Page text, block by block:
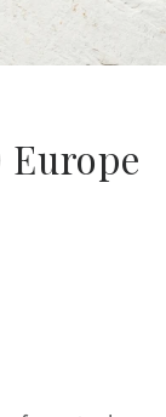
Europe